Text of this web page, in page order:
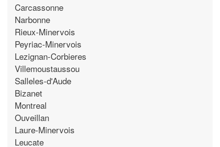
Carcassonne
Narbonne
Rieux-Minervois
Peyriac-Minervois
Lezignan-Corbieres
Villemoustaussou
Salleles-d'Aude
Bizanet
Montreal
Ouveillan
Laure-Minervois
Leucate